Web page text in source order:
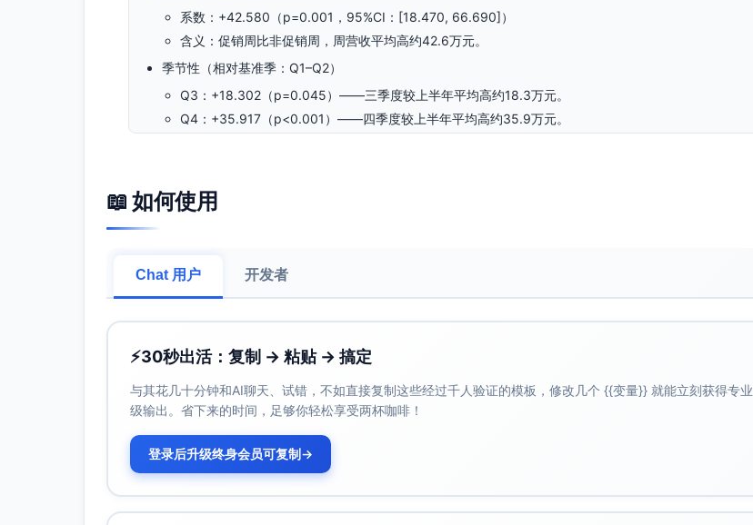
系数：+42.580（p=0.001，95%CI：[18.470, 66.690]）
含义：促销周比非促销周，周营收平均高约42.6万元。
季节性（相对基准季：Q1–Q2）
Q3：+18.302（p=0.045）——三季度较上半年平均高约18.3万元。
Q4：+35.917（p<0.001）——四季度较上半年平均高约35.9万元。
含义：有故障的周，营收平均减少约95.2万元。
含义：趋势项显示每周自然增长约0.99万元，年化约+51万元，存在稳健上升趋势。
截距（Intercept：125.437，p<0.001）
二、模型整体表现
拟合度：R²=0.621，调整后R²=0.594，解释力中等偏高。
整体显著：F(7,96)=22.31，p=1.23e-12，模型整体显著。
差，结论对异方差稳健。
条件数=421（存在一定多重共线性风险，但未到异常水平；解释时以区间为主更稳妥）。
三、业务含义与可执行建议
📖 如何使用
Chat 用户 开发者
⚡30秒出活：复制 → 粘贴 → 搞定
与其花几十分钟和AI聊天、试错，不如直接复制这些经过千人验证的模板，修改几个 {{变量}} 就能立刻获得专业
级输出。省下来的时间，足够你轻松享受两杯咖啡！
登录后升级终身会员可复制→